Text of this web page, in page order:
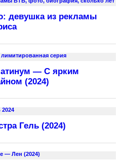
девушка из рекламы
— С ярким
(2024)
Гель (2024)